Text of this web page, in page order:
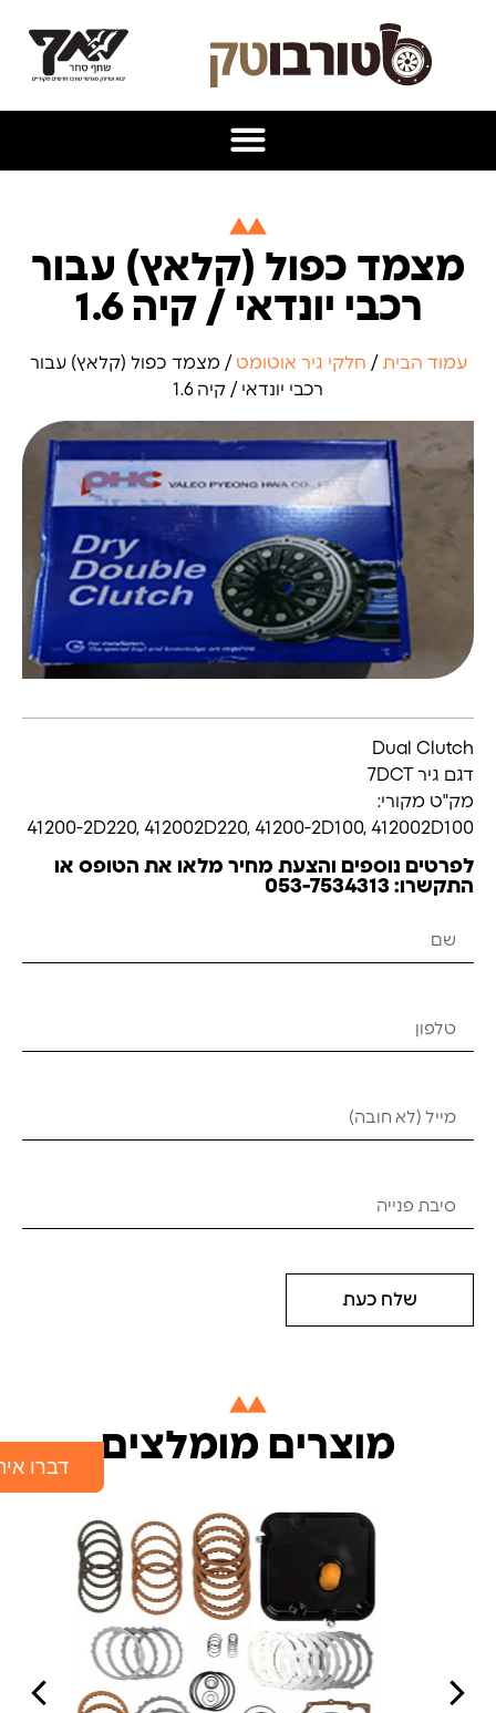
מצמד כפול (קלאץ) עבור
רכבי יונדאי / קיה 1.6
עמוד הבית / חלקי גיר אוטומט / מצמד כפול (קלאץ) עבור
רכבי יונדאי / קיה 1.6
Dual Clutch
דגם גיר 7DCT
מק"ט מקורי:
41200-2D220, 412002D220, 41200-2D100, 412002D100
לפרטים נוספים והצעת מחיר מלאו את הטופס או
התקשרו: 053-7534313
שלח כעת
מוצרים מומלצים
דברו